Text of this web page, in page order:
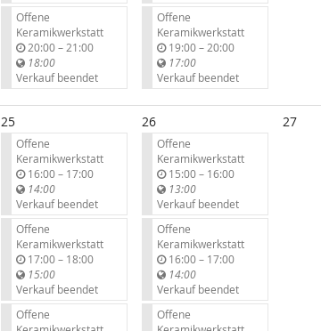
Offene
Keramikwerkstatt
20:00–b
s
21:00
18:00
Verkauf beendet
Offene
Keramikwerkstatt
19:00–b
s
20:00
17:00
Verkauf beendet
25
Offene
Keramikwerkstatt
16:00–b
s
17:00
14:00
Verkauf beendet
Offene
Keramikwerkstatt
17:00–b
s
18:00
15:00
Verkauf beendet
Offene
26
Offene
Keramikwerkstatt
15:00–b
s
16:00
13:00
Verkauf beendet
Offene
Keramikwerkstatt
16:00–b
s
17:00
14:00
Verkauf beendet
Offene
27